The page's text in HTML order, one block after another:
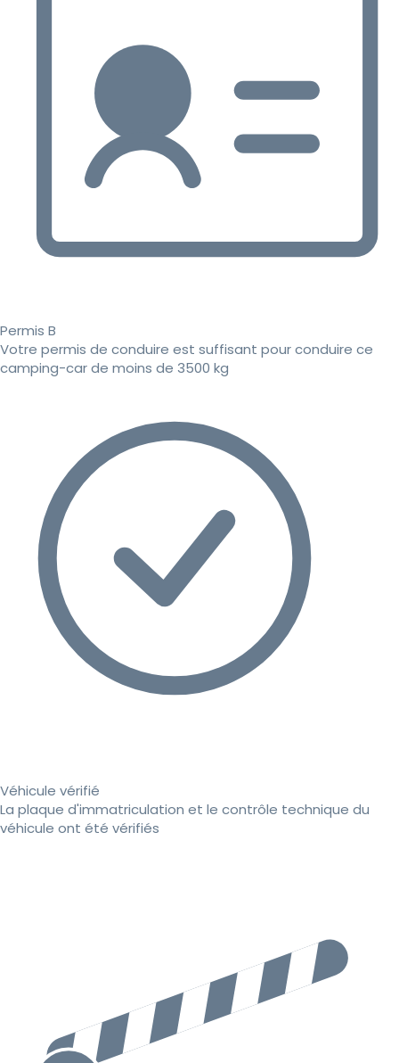
Permis B
Votre permis de conduire est suffisant pour conduire ce
camping-car de moins de 3500 kg
Véhicule vérifié
La plaque d'immatriculation et le contrôle technique du
véhicule ont été vérifiés